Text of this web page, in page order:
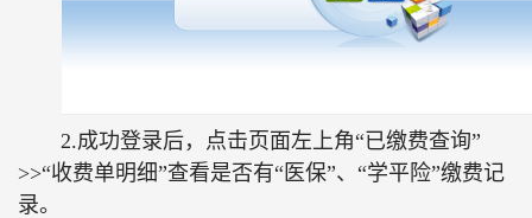
2.成功登录后，点击页面左上角“已缴费查询”
>>“收费单明细”查看是否有“医保”、“学平险”缴费记
录。